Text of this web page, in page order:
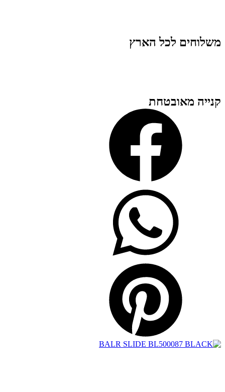
משלוחים לכל הארץ
קנייה מאובטחת